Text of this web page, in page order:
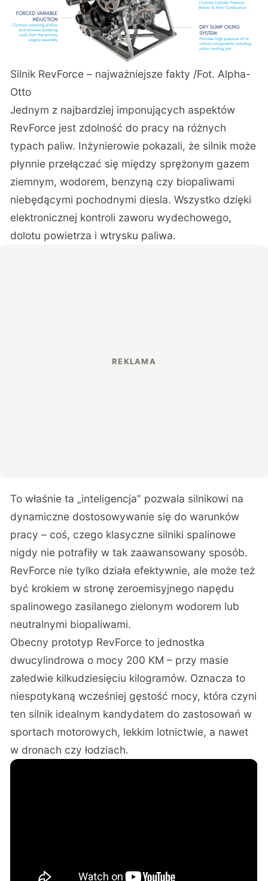
Silnik RevForce – najważniejsze fakty /Fot. Alpha-
Otto
Jednym z najbardziej imponujących aspektów
RevForce jest zdolność do pracy na różnych
typach paliw. Inżynierowie pokazali, że silnik może
płynnie przełączać się między sprężonym gazem
ziemnym, wodorem, benzyną czy biopaliwami
niebędącymi pochodnymi diesla. Wszystko dzięki
elektronicznej kontroli zaworu wydechowego,
dolotu powietrza i wtrysku paliwa.
To właśnie ta „inteligencja” pozwala silnikowi na
dynamiczne dostosowywanie się do warunków
pracy – coś, czego klasyczne silniki spalinowe
nigdy nie potrafiły w tak zaawansowany sposób.
RevForce nie tylko działa efektywnie, ale może też
być krokiem w stronę zeroemisyjnego napędu
spalinowego zasilanego zielonym wodorem lub
neutralnymi biopaliwami.
Obecny prototyp RevForce to jednostka
dwucylindrowa o mocy 200 KM – przy masie
zaledwie kilkudziesięciu kilogramów. Oznacza to
niespotykaną wcześniej gęstość mocy, która czyni
ten silnik idealnym kandydatem do zastosowań w
sportach motorowych, lekkim lotnictwie, a nawet
w dronach czy łodziach.